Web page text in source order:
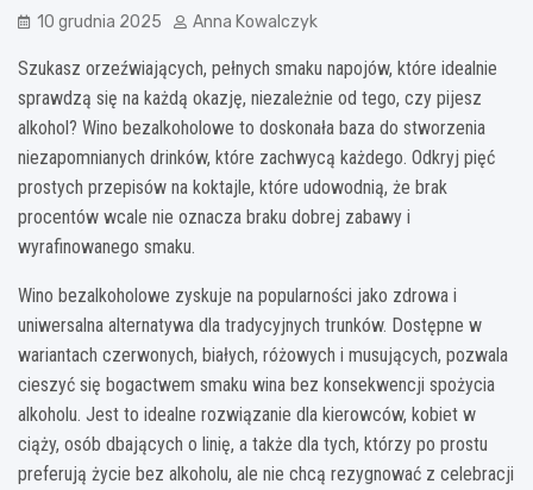
10 grudnia 2025 Anna Kowalczyk
Szukasz orzeźwiających, pełnych smaku napojów, które idealnie
sprawdzą się na każdą okazję, niezależnie od tego, czy pijesz
alkohol? Wino bezalkoholowe to doskonała baza do stworzenia
niezapomnianych drinków, które zachwycą każdego. Odkryj pięć
prostych przepisów na koktajle, które udowodnią, że brak
procentów wcale nie oznacza braku dobrej zabawy i
wyrafinowanego smaku.
Wino bezalkoholowe zyskuje na popularności jako zdrowa i
uniwersalna alternatywa dla tradycyjnych trunków. Dostępne w
wariantach czerwonych, białych, różowych i musujących, pozwala
cieszyć się bogactwem smaku wina bez konsekwencji spożycia
alkoholu. Jest to idealne rozwiązanie dla kierowców, kobiet w
ciąży, osób dbających o linię, a także dla tych, którzy po prostu
preferują życie bez alkoholu, ale nie chcą rezygnować z celebracji